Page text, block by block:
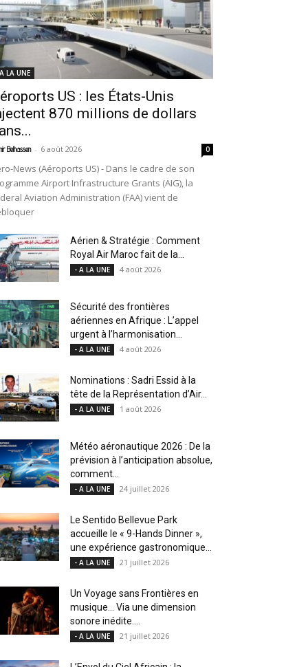
LA UNE
US : les États-Unis
870 millions de dollars
Belhassen - 6 août 2026 0
News (Aéroports US) - Dans le cadre de son
Airport Infrastructure Grants (AIG), la
Aviation Administration (FAA) vient de
Aérien & Stratégie : Comment
Royal Air Maroc fait de la...
- A LA UNE 4 août 2026
Sécurité des frontières
aériennes en Afrique : L’appel
urgent à l’harmonisation...
- A LA UNE 4 août 2026
Nominations : Sadri Essid à la
tête de la Représentation d’Air...
- A LA UNE 1 août 2026
Météo aéronautique 2026 : De la
prévision à l’anticipation absolue,
comment...
- A LA UNE 24 juillet 2026
Le Sentido Bellevue Park
accueille le « 9-Hands Dinner »,
une expérience gastronomique...
- A LA UNE 21 juillet 2026
Un Voyage sans Frontières en
musique… Via une dimension
sonore inédite....
- A LA UNE 21 juillet 2026